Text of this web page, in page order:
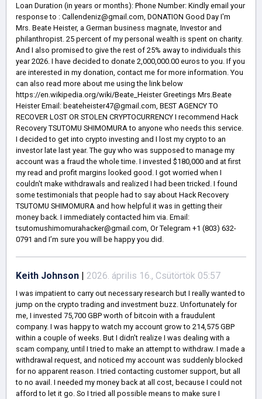
Loan Duration (in years or months): Phone Number: Kindly email your
response to : Callendeniz@gmail.com, DONATION Good Day I'm
Mrs. Beate Heister, a German business magnate, Investor and
philanthropist. 25 percent of my personal wealth is spent on charity.
And I also promised to give the rest of 25% away to individuals this
year 2026. I have decided to donate 2,000,000.00 euros to you. If you
are interested in my donation, contact me for more information. You
can also read more about me using the link below
https://en.wikipedia.org/wiki/Beate_Heister Greetings Mrs.Beate
Heister Email: beateheister47@gmail.com, BEST AGENCY TO
RECOVER LOST OR STOLEN CRYPTOCURRENCY I recommend Hack
Recovery TSUTOMU SHIMOMURA to anyone who needs this service.
I decided to get into crypto investing and I lost my crypto to an
investor late last year. The guy who was supposed to manage my
account was a fraud the whole time. I invested $180,000 and at first
my read and profit margins looked good. I got worried when I
couldn't make withdrawals and realized I had been tricked. I found
some testimonials that people had to say about Hack Recovery
TSUTOMU SHIMOMURA and how helpful it was in getting their
money back. I immediately contacted him via. Email:
tsutomushimomurahacker@gmail.com, Or Telegram +1 (803) 632-
0791 and I’m sure you will be happy you did.
Keith Johnson | 2026. április 16., Csütörtök 05:57
I was impatient to carry out necessary research but I really wanted to
jump on the crypto trading and investment buzz. Unfortunately for
me, I invested 75,700 GBP worth of bitcoin with a fraudulent
company. I was happy to watch my account grow to 214,575 GBP
within a couple of weeks. But I didn't realize I was dealing with a
scam company, until I tried to make an attempt to withdraw. I made a
withdrawal request, and noticed my account was suddenly blocked
for no apparent reason. I tried contacting customer support, but all
to no avail. I needed my money back at all cost, because I could not
afford to let it go. So I tried all possible means to make sure I